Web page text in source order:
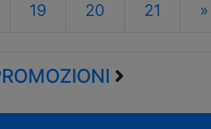
19 20 21 »